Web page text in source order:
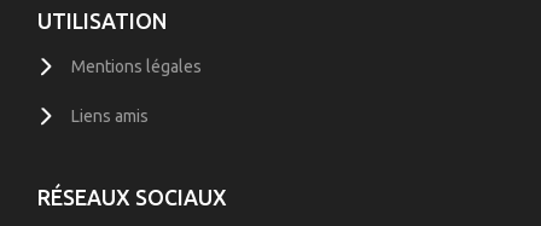
UTILISATION
Mentions légales
Liens amis
RÉSEAUX SOCIAUX